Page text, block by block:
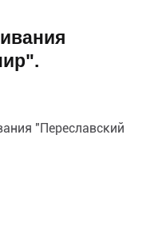
"Переславский